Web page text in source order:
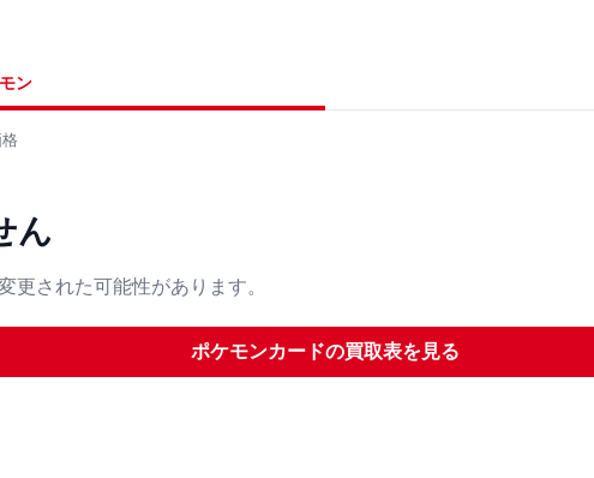
ン
ん
更された可能性があります。
ポケモンカードの買取表を見る